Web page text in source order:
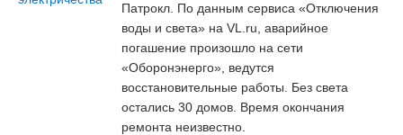
Патрокл. По данным сервиса «Отключения
воды и света» на VL.ru, аварийное
погашение произошло на сети
«Оборонэнерго», ведутся
восстановительные работы. Без света
остались 30 домов. Время окончания
ремонта неизвестно.